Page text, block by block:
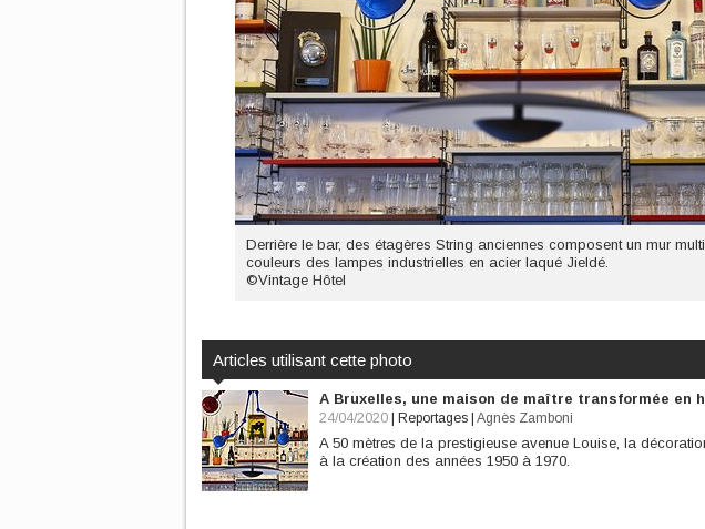
Derrière le bar, des étagères String anciennes composent un mur
couleurs des lampes industrielles en acier laqué Jieldé.
©Vintage Hôtel
Articles utilisant cette photo
A Bruxelles, une maison de maître transformée en
24/04/2020 Reportages Agnès Zamboni
A 50 mètres de la prestigieuse avenue Louise, la
à la création des années 1950 à 1970.